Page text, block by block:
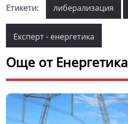
Етикети: либерализация
Експерт - енергетика
Още от Енергетика